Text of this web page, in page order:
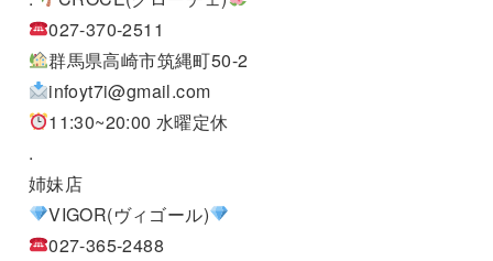
027-370-2511
群馬県高崎市筑縄町50-2
infoyt7i@gmail.com
11:30~20:00 水曜定休
.
姉妹店
VIGOR(ヴィゴール)
027-365-2488